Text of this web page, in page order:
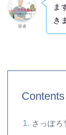
筆者
ま
き
Contents
さっぽ